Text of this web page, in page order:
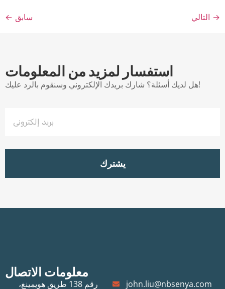
← سابق →
استفسار لمزيد من المعلومات
هل لديك أسئلة؟ شارك بريدك الإلكتروني وسنقوم بالرد عليك!
يشترك
معلومات الاتصال
رقم 138 طريق هويمينغ، john.liu@nbsenya.com